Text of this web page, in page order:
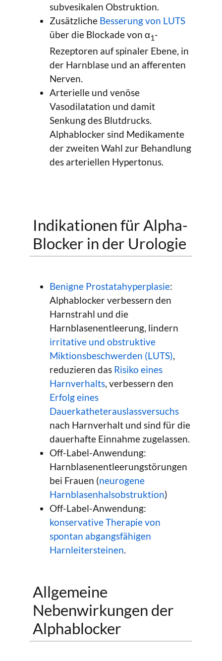
subvesikalen Obstruktion.
Zusätzliche Besserung von LUTS
über die Blockade von α1-
Rezeptoren auf spinaler Ebene, in
der Harnblase und an afferenten
Nerven.
Arterielle und venöse
Vasodilatation und damit
Senkung des Blutdrucks.
Alphablocker sind Medikamente
der zweiten Wahl zur Behandlung
des arteriellen Hypertonus.
Indikationen für Alpha-
Blocker in der Urologie
Benigne Prostatahyperplasie:
Alphablocker verbessern den
Harnstrahl und die
Harnblasenentleerung, lindern
irritative und obstruktive
Miktionsbeschwerden (LUTS),
reduzieren das Risiko eines
Harnverhalts, verbessern den
Erfolg eines
Dauerkatheterauslassversuchs
nach Harnverhalt und sind für die
dauerhafte Einnahme zugelassen.
Off-Label-Anwendung:
Harnblasenentleerungstörungen
bei Frauen (neurogene
Harnblasenhalsobstruktion)
Off-Label-Anwendung:
konservative Therapie von
spontan abgangsfähigen
Harnleitersteinen.
Allgemeine
Nebenwirkungen der
Alphablocker